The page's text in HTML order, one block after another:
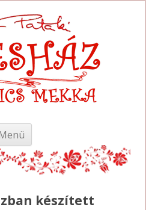
Skip
content
készített